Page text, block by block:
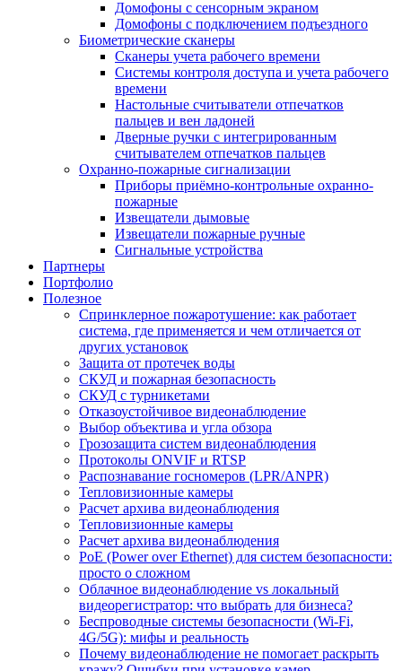
Домофоны с сенсорным экраном
Домофоны с подключением подъездного
Биометрические сканеры
Сканеры учета рабочего времени
Системы контроля доступа и учета рабочего
времени
Настольные считыватели отпечатков
пальцев и вен ладоней
Дверные ручки с интегрированным
считывателем отпечатков пальцев
Охранно-пожарные сигнализации
Приборы приёмно-контрольные охранно-
пожарные
Извещатели дымовые
Извещатели пожарные ручные
Сигнальные устройства
Партнеры
Портфолио
Полезное
Спринклерное пожаротушение: как работает
система, где применяется и чем отличается от
других установок
Защита от протечек воды
СКУД и пожарная безопасность
СКУД с турникетами
Отказоустойчивое видеонаблюдение
Выбор объектива и угла обзора
Грозозащита систем видеонаблюдения
Протоколы ONVIF и RTSP
Распознавание госномеров (LPR/ANPR)
Тепловизионные камеры
Расчет архива видеонаблюдения
Тепловизионные камеры
Расчет архива видеонаблюдения
PoE (Power over Ethernet) для систем безопасности:
просто о сложном
Облачное видеонаблюдение vs локальный
видеорегистратор: что выбрать для бизнеса?
Беспроводные системы безопасности (Wi-Fi,
4G/5G): мифы и реальность
Почему видеонаблюдение не помогает раскрыть